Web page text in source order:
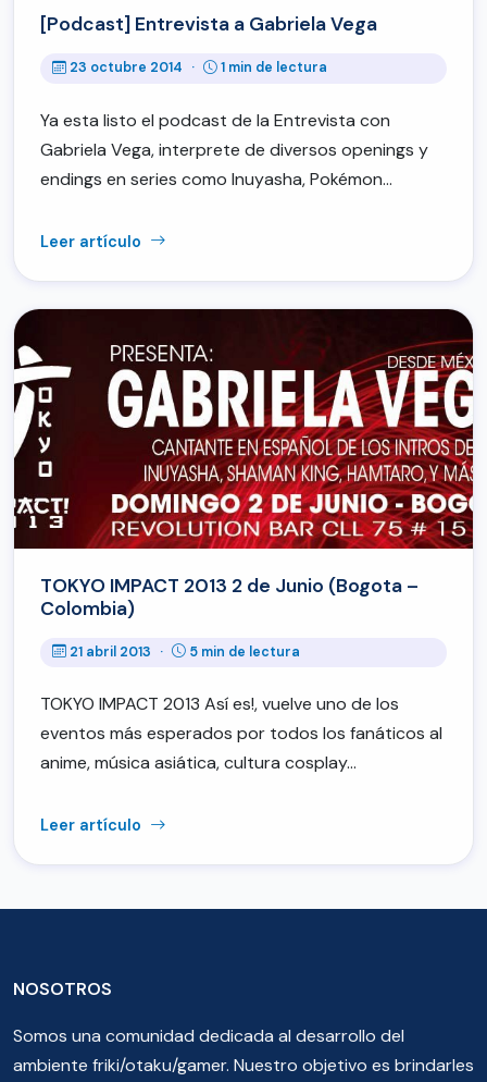
[Podcast] Entrevista a Gabriela Vega
23 octubre 2014 · 1 min de lectura
Ya esta listo el podcast de la Entrevista con
Gabriela Vega, interprete de diversos openings y
endings en series como Inuyasha, Pokémon…
Leer artículo
TOKYO IMPACT 2013 2 de Junio (Bogota –
Colombia)
21 abril 2013 · 5 min de lectura
TOKYO IMPACT 2013 Así es!, vuelve uno de los
eventos más esperados por todos los fanáticos al
anime, música asiática, cultura cosplay…
Leer artículo
NOSOTROS
Somos una comunidad dedicada al desarrollo del
ambiente friki/otaku/gamer. Nuestro objetivo es brindarles